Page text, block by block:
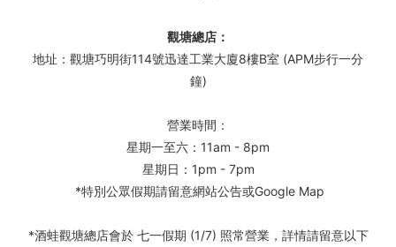
觀塘總店：
地址：觀塘巧明街114號迅達工業大廈8樓B室 (APM步行一分
鐘)
營業時間：
星期一至六：11am - 8pm
星期日：1pm - 7pm
*特別公眾假期請留意網站公告或Google Map
*酒蛙觀塘總店會於 七一假期 (1/7) 照常營業，詳情請留意以下